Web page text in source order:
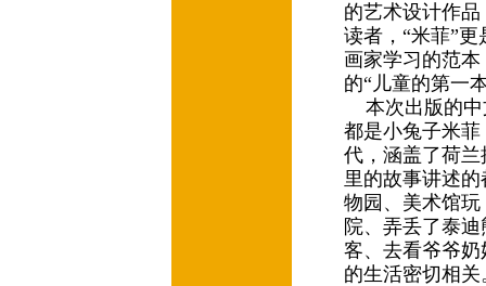
的艺术设计作
读者，“米菲”
画家学习的范
的“儿童的第一
本次出版的中
都是小兔子米
代，涵盖了荷
里的故事讲述
物园、美术馆
院、弄丢了泰
客、去看爷爷
的生活密切相